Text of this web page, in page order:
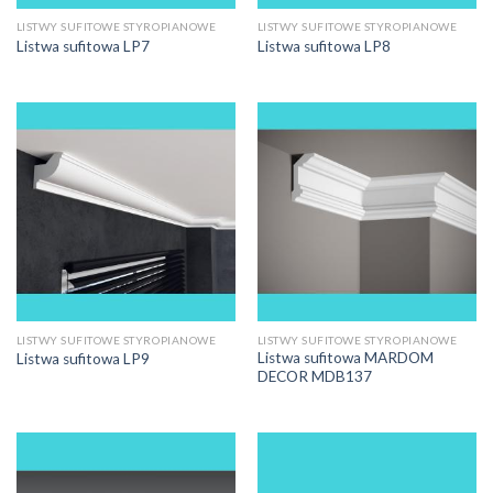
LISTWY SUFITOWE STYROPIANOWE
Listwa sufitowa LP7
LISTWY SUFITOWE STYROPIANOWE
Listwa sufitowa LP8
LISTWY SUFITOWE STYROPIANOWE
Listwa sufitowa LP9
LISTWY SUFITOWE STYROPIANOWE
Listwa sufitowa MARDOM
DECOR MDB137